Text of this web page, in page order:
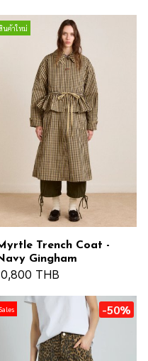
นค้าใหม่
Trench Coat -
Gingham
THB
Sales -50%